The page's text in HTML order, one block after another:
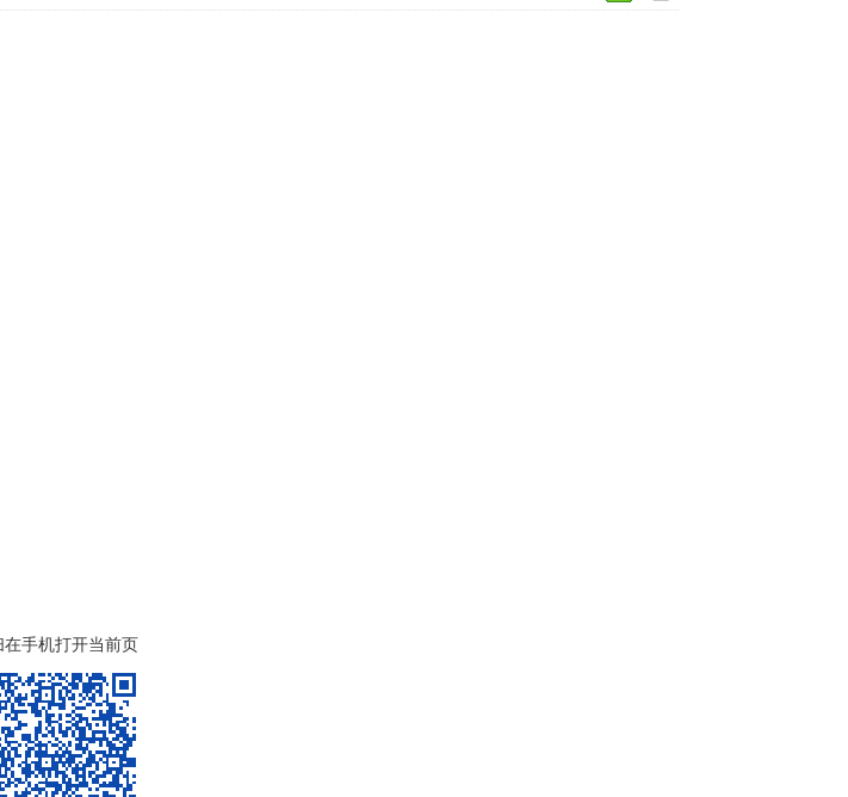
手机打开当前页